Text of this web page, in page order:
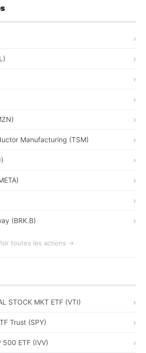
Manufacturing (TSM)
(BRK.B)
toutes les actions →
STOCK MKT ETF (VTI)
Trust (SPY)
500 ETF (IVV)